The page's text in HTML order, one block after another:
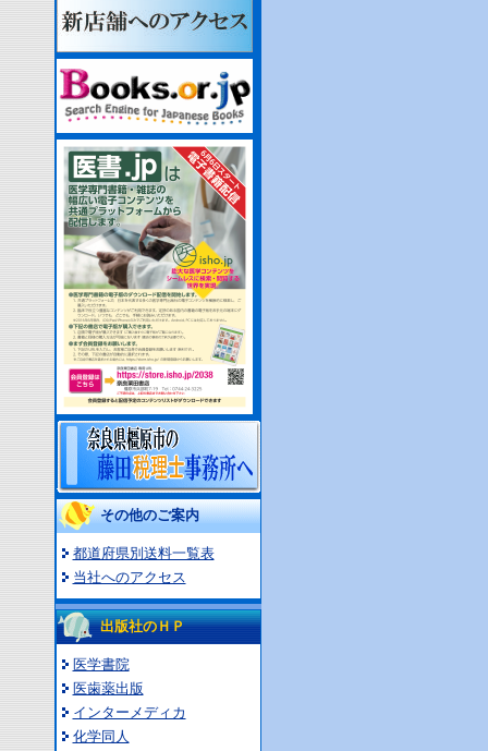
その他のご案内
都道府県別送料一覧表
当社へのアクセス
出版社のＨＰ
医学書院
医歯薬出版
インターメディカ
化学同人